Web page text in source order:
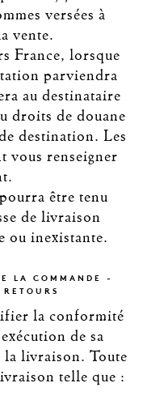
versées à
vente.
France, lorsque
parviendra
au destinataire
droits de douane
destination. Les
vous renseigner
être tenu
de livraison
ou inexistante.
LA COMMANDE -
la conformité
de sa
la livraison. Toute
telle que :